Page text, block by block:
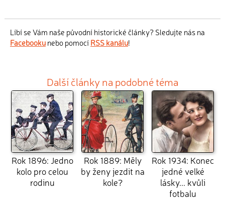
Líbí se Vám naše původní historické články? Sledujte nás na
Facebookunebo pomocí RSS kanálu!
Další články na podobné téma
Rok 1896: Jedno
kolo pro celou
rodinu
Rok 1889: Měly
by ženy jezdit na
kole?
Rok 1934: Konec
jedné velké
lásky... kvůli
fotbalu